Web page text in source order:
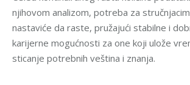
njihovom analizom, potreba za
nastaviće da raste, pružajući stabilne i
karijerne mogućnosti za one koji ulože
sticanje potrebnih veština i znanja.